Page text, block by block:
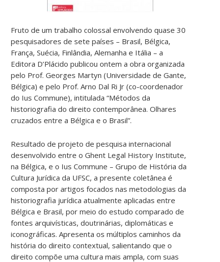
Fruto de um trabalho colossal envolvendo quase 30
pesquisadores de sete países – Brasil, Bélgica,
França, Suécia, Finlândia, Alemanha e Itália – a
Editora D’Plácido publicou ontem a obra organizada
pelo Prof. Georges Martyn (Universidade de Gante,
Bélgica) e pelo Prof. Arno Dal Ri Jr (co-coordenador
do Ius Commune), intitulada “Métodos da
historiografia do direito contemporânea. Olhares
cruzados entre a Bélgica e o Brasil”.
Resultado de projeto de pesquisa internacional
desenvolvido entre o Ghent Legal History Institute,
na Bélgica, e o Ius Commune – Grupo de História da
Cultura Jurídica da UFSC, a presente coletânea é
composta por artigos focados nas metodologias da
historiografia jurídica atualmente aplicadas entre
Bélgica e Brasil, por meio do estudo comparado de
fontes arquivísticas, doutrinárias, diplomáticas e
iconográficas. Apresenta os múltiplos caminhos da
história do direito contextual, salientando que o
direito compõe uma cultura mais ampla, com suas